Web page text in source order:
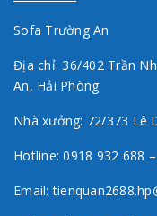
Sofa Trường An
Địa chỉ: 36/402 Trần
An, Hải Phòng
Nhà xưởng: 72/373 Lê
Hotline: 0918 932 688
Email: